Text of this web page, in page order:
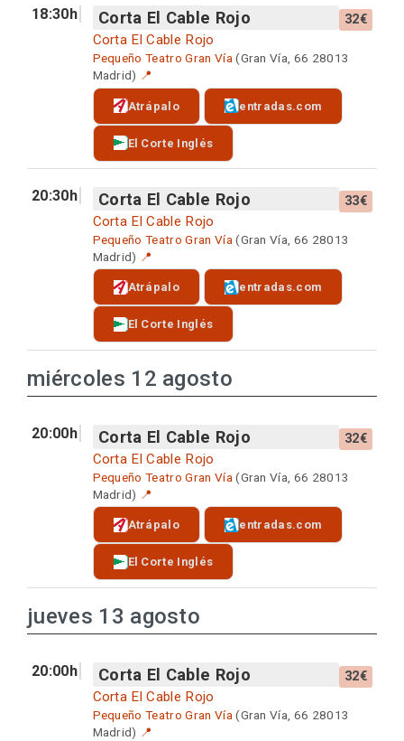
18:30h Corta El Cable Rojo 32€
Corta El Cable Rojo
Pequeño Teatro Gran Vía(Gran Vía, 66 28013
Madrid) 📍
Atrápalo entradas.com
El Corte Inglés
20:30h Corta El Cable Rojo 33€
Corta El Cable Rojo
Pequeño Teatro Gran Vía (Gran Vía, 66 28013
Madrid) 📍
Atrápalo entradas.com
El Corte Inglés
miércoles 12 agosto
20:00h Corta El Cable Rojo 32€
Corta El Cable Rojo
Pequeño Teatro Gran Vía (Gran Vía, 66 28013
Madrid) 📍
Atrápalo entradas.com
El Corte Inglés
jueves 13 agosto
20:00h Corta El Cable Rojo 32€
Corta El Cable Rojo
Pequeño Teatro Gran Vía(Gran Vía, 66 28013
Madrid) 📍